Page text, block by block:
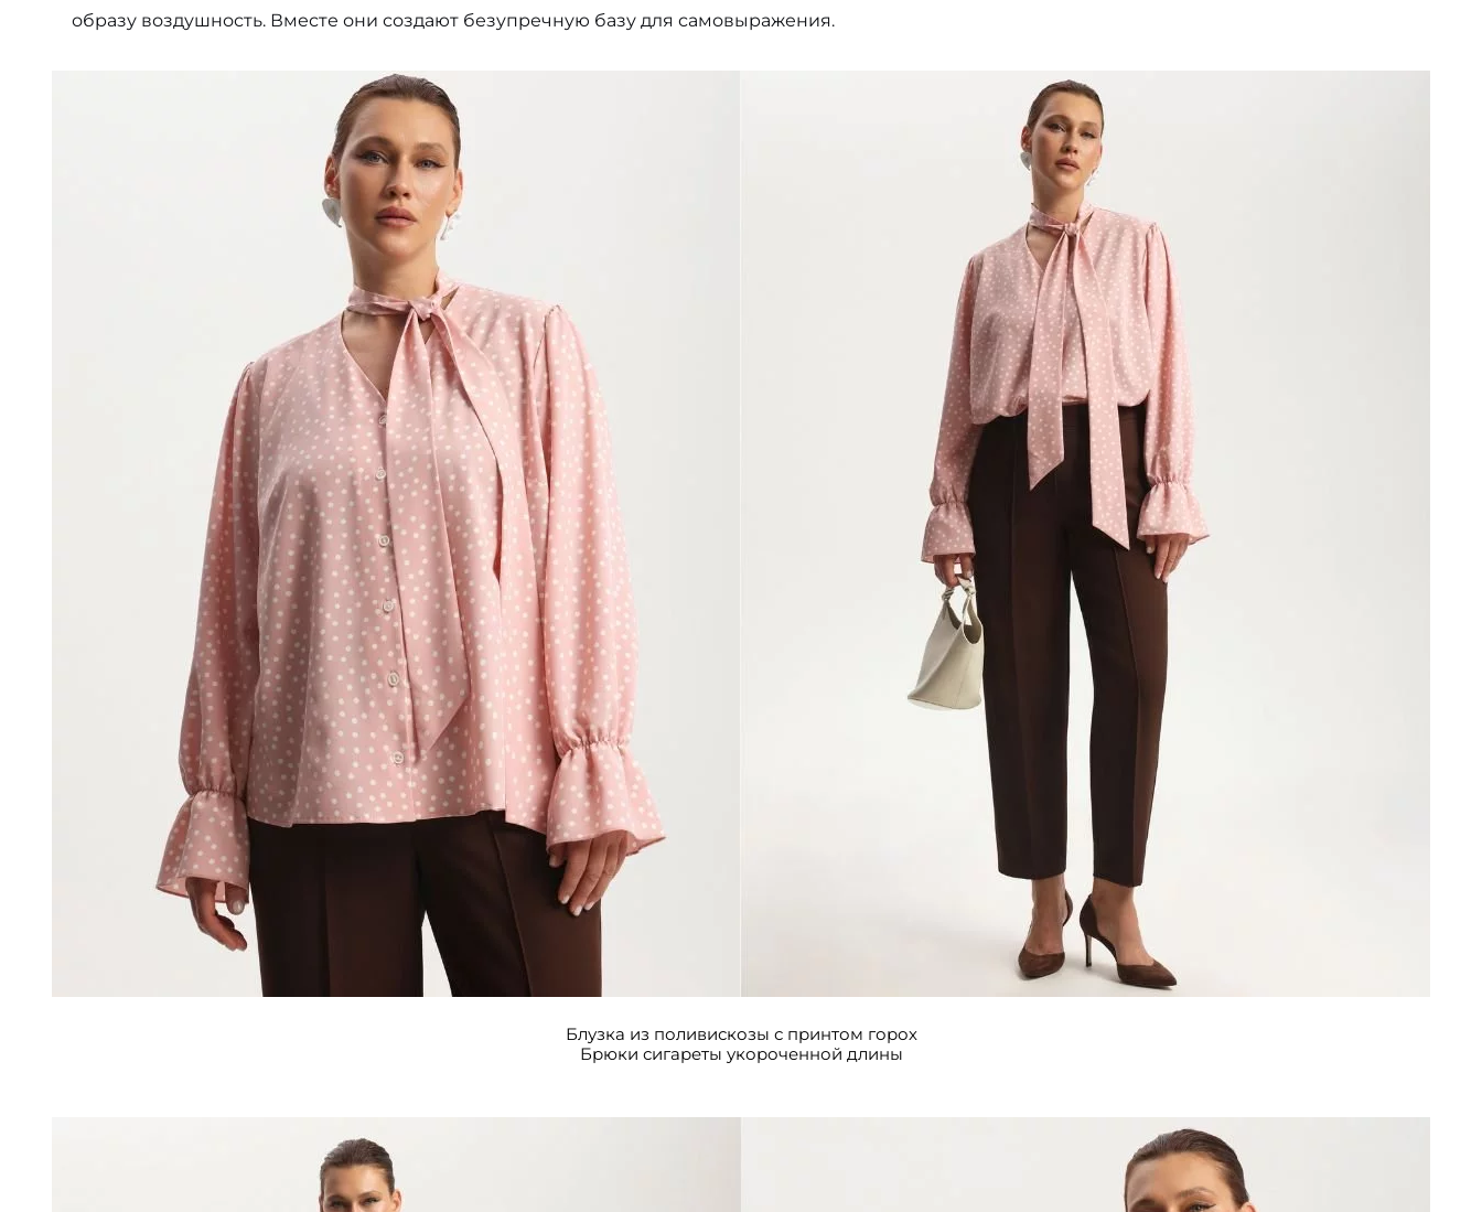
образу воздушность. Вместе они создают безупречную базу для самовыражения.
Блузка из поливискозы с принтом горох
Брюки сигареты укороченной длины